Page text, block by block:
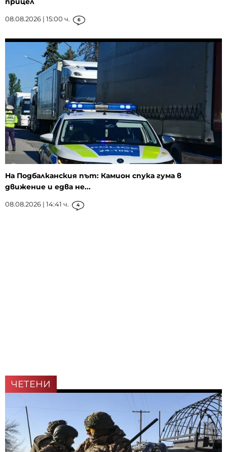
08.08.2026 | 15:00 ч. 6
На Подбалканския път: Камион спука гума в
движение и едва не...
08.08.2026 | 14:41 ч. 4
ЧЕТЕНИ